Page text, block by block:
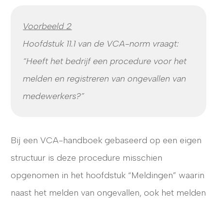
Voorbeeld 2
Hoofdstuk 11.1 van de VCA-norm vraagt:
“Heeft het bedrijf een procedure voor het
melden en registreren van ongevallen van
medewerkers?”
Bij een VCA-handboek gebaseerd op een eigen
structuur is deze procedure misschien
opgenomen in het hoofdstuk “Meldingen” waarin
naast het melden van ongevallen, ook het melden